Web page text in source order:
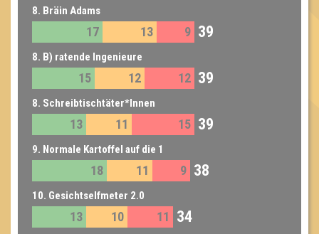
8. Bräin Adams
17 13 9 39
8. B) ratende Ingenieure
15 12 12 39
8. Schreibtischtäter*Innen
13 11 15 39
9. Normale Kartoffel auf die 1
18 11 9 38
10. Gesichtselfmeter 2.0
13 10 11 34